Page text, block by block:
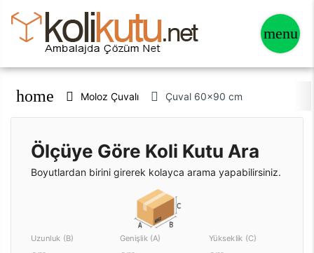
home Moloz Çuvalı Çuval 60x90 cm
Ölçüye Göre Koli Kutu Ara
Boyutlardan birini girerek kolayca arama yapabilirsiniz.
Uzunluk (B) Genişlik (A) Yükseklik (C)